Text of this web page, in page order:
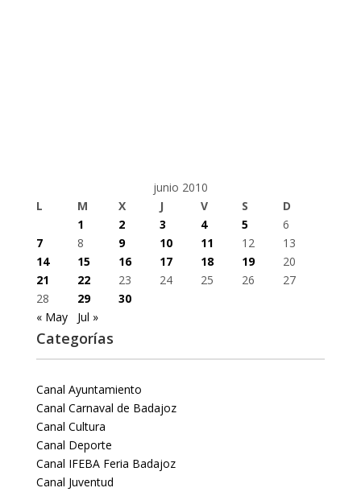
junio 2010
L
M X J V S
D
1
2 3 4 5
6
7
8 9 10 11 12
13
14
15 16 17 18 19
20
21
22 23 24 25 26
27
28
29
30
« May
Jul »
Categorías
Canal Ayuntamiento
Canal Carnaval de Badajoz
Canal Cultura
Canal Deporte
Canal IFEBA Feria Badajoz
Canal Juventud